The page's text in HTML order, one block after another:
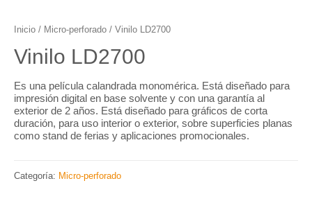
Inicio / Micro-perforado / Vinilo LD2700
Vinilo LD2700
Es una película calandrada monomérica. Está diseñado para
impresión digital en base solvente y con una garantía al
exterior de 2 años. Está diseñado para gráficos de corta
duración, para uso interior o exterior, sobre superficies planas
como stand de ferias y aplicaciones promocionales.
Categoría: Micro-perforado